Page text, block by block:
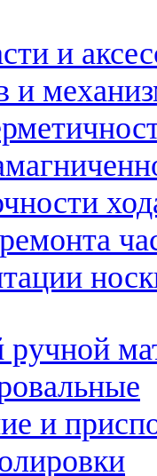
и
и
и